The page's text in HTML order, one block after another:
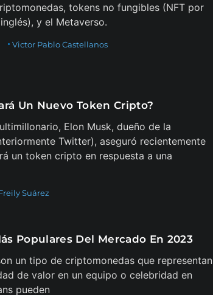
tokens no fungibles (NFT por
y el Metaverso.
Victor Pablo Castellanos
Un Nuevo Token Cripto?
Elon Musk, dueño de la
Twitter), aseguró recientemente
un token cripto en respuesta a una
Suárez
Populares Del Mercado En 2023
un tipo de criptomonedas que representan
de valor en un equipo o celebridad en
pueden